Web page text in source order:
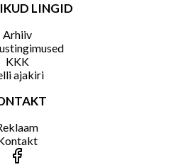
LINGID
Arhiiv
KKK
ajakiri